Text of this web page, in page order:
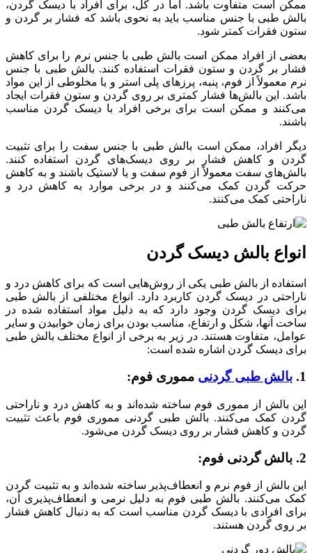
ممکن است متفاوت باشد. اما در کل، برای افراد با دیسک گردن،
بالش طبی با جنس مناسب باید به نحوی باشد که فشار بر گردن و
ستون فقرات کمتر شود.
بعضی از افراد ممکن است بالش طبی با جنس نرم را برای کاهش
فشار بر گردن و ستون فقرات استفاده کنند. بالش طبی با جنس
نرم معمولاً از فوم، پنبه، پرزهای پلی استر و یا مخلوطی از این مواد
باشد. این بالش‌ها فشار کمتری بر روی گردن و ستون فقرات ایجاد
می‌کنند و ممکن است برای برخی افراد با دیسک گردن مناسب
باشند.
دیگر افراد، ممکن است بالش طبی با جنس سفت را برای تثبیت
گردن و کاهش فشار بر روی دیسک‌های گردن استفاده کنند.
بالش‌های سفت معمولاً از فوم سفت و یا لاستیک باشند و به کاهش
حرکت گردن کمک می‌کنند و در برخی موارد به کاهش درد و
ناراحتی کمک می‌کنند.
انواع بالش دیسک گردن
استفاده از بالش طبی یکی از روش‌هایی است که برای کاهش درد و
ناراحتی در دیسک گردن کاربرد دارد. انواع مختلفی از بالش طبی
برای دیسک گردن وجود دارد که به دلیل مواد استفاده شده در
ساخت آنها، شکل و ارتفاع، مناسب بودن برای زمان خوابیدن و سایر
عوامل، متفاوت هستند. در زیر به برخی از انواع مختلف بالش طبی
برای دیسک گردن اشاره شده است:
1. بالش طبی گردنی مموری فوم:
این بالش‌ از مموری فوم ساخته شده‌اند و به کاهش درد و ناراحتی
گردن کمک می‌کنند. بالش طبی گردنی مموری فوم باعث تثبیت
گردن و کاهش فشار بر روی دیسک گردن می‌شود.
2. بالش گردنی فوم:
این بالش‌ از فوم نرم و انعطاف‌پذیر ساخته شده‌اند و به تثبیت گردن
کمک می‌کنند. بالش طبی فوم به دلیل نرمی و انعطاف‌پذیری آن،
برای افرادی با دیسک گردن مناسب است که به دنبال کاهش فشار
بر روی گردن هستند.